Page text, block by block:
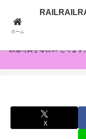
鉄道写真を毎日UPしてます
X
ホーム